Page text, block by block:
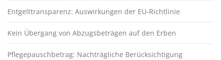
Entgelttransparenz: Auswirkungen der EU-Richtlinie
Kein Übergang von Abzugsbeträgen auf den Erben
Pflegepauschbetrag: Nachträgliche Berücksichtigung